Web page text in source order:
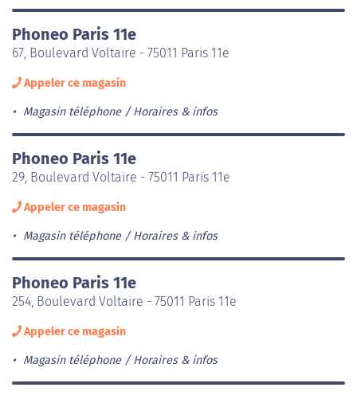
Phoneo Paris 11e
67, Boulevard Voltaire - 75011 Paris 11e
Appeler ce magasin
Magasin téléphone Horaires & infos
Phoneo Paris 11e
29, Boulevard Voltaire - 75011 Paris 11e
Appeler ce magasin
Magasin téléphone Horaires & infos
Phoneo Paris 11e
254, Boulevard Voltaire - 75011 Paris 11e
Appeler ce magasin
Magasin téléphone Horaires & infos